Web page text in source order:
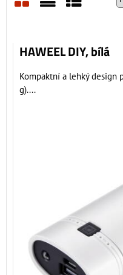
HAWEEL DIY, bílá
Kompaktní a lehký design
g)....